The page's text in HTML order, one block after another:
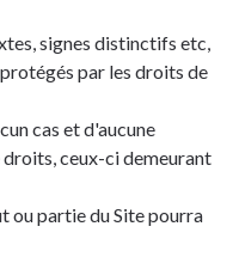
signes distinctifs etc,
par les droits de
cas et d'aucune
droits, ceux-ci demeurant
ou partie du Site pourra